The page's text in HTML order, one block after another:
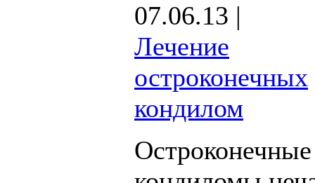
07.06.13 |
Лечение
остроконечных
кондилом
Остроконечные